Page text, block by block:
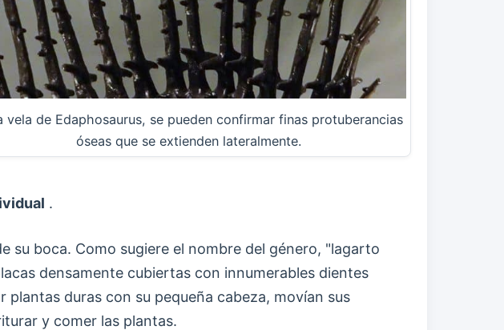
vela de Edaphosaurus, se pueden confirmar finas protuberancias
óseas que se extienden lateralmente.
.
su boca. Como sugiere el nombre del género, "lagarto
densamente cubiertas con innumerables dientes
duras con su pequeña cabeza, movían sus
y comer las plantas.